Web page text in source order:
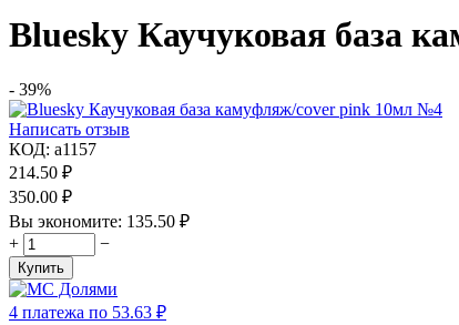
Bluesky Каучуковая база
- 39%
Написать отзыв
КОД: a1157
214.50 ₽
350.00 ₽
Вы экономите: 135.50 ₽
+
−
Купить
4 платежа по 53.63 ₽